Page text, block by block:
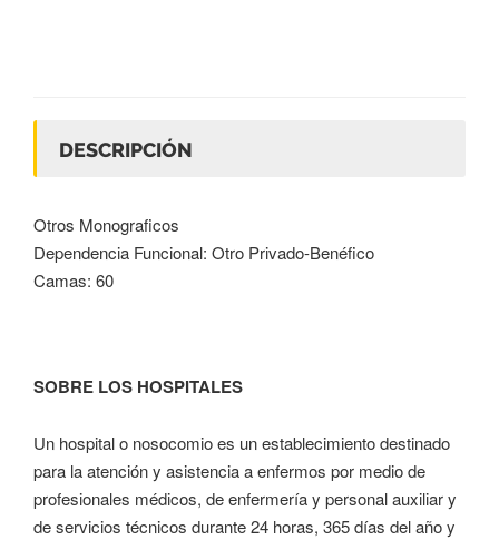
DESCRIPCIÓN
Otros Monograficos
Dependencia Funcional: Otro Privado-Benéfico
Camas: 60
SOBRE LOS HOSPITALES
Un hospital o nosocomio es un establecimiento destinado
para la atención y asistencia a enfermos por medio de
profesionales médicos, de enfermería y personal auxiliar y
de servicios técnicos durante 24 horas, 365 días del año y